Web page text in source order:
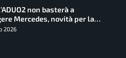
non basterà a
Mercedes, novità per la
2026